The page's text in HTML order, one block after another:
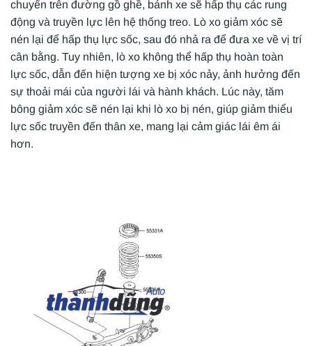
chuyển trên đường gồ ghề, bánh xe sẽ hấp thụ các rung
động và truyền lực lên hệ thống treo. Lò xo giảm xóc sẽ
nén lại để hấp thụ lực sốc, sau đó nhả ra để đưa xe về vị trí
cân bằng. Tuy nhiên, lò xo không thể hấp thụ hoàn toàn
lực sốc, dẫn đến hiện tượng xe bị xóc nảy, ảnh hưởng đến
sự thoải mái của người lái và hành khách. Lúc này, tăm
bông giảm xóc sẽ nén lại khi lò xo bị nén, giúp giảm thiểu
lực sốc truyền đến thân xe, mang lại cảm giác lái êm ái
hơn.